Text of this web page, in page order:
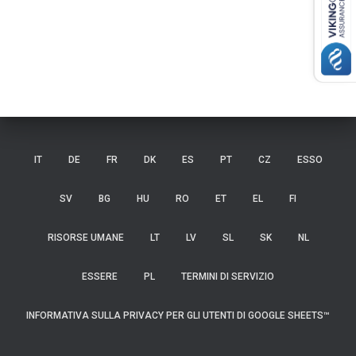
IT DE FR DK ES PT CZ ESSO
SV BG HU RO ET EL FI
RISORSE UMANE LT LV SL SK NL
ESSERE PL TERMINI DI SERVIZIO
INFORMATIVA SULLA PRIVACY PER GLI UTENTI DI GOOGLE SHEETS™